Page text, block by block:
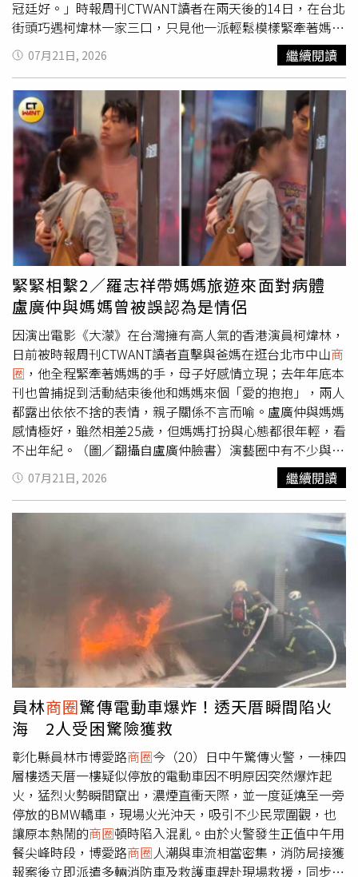
也憑藉漁光島上新開幕的「予島」，晉升米其林星級城市。
漁光島雖是居住人口稀少的海岸沙洲，但沙灘美景吸引大量
遊客到訪，且漁光島還鄰近亞果遊艇港，是富人休閒娛樂的
重鎮，加上漁光島旁的安平五期重劃區，不僅是台南市的府
會行政中樞，也是台南市高樓建築最密集的豪宅聚落，因此
對精緻餐飲的接受度高，順利讓台南在米其林的星級爭霸中
突圍。
冠廷好。」時報周刊CTWANT讀者在兩天後的14日，在台北
街頭巧遇柯煒林一家三口，只見他一派輕鬆模樣緊牽著媽媽
的手，母子感情好到令人羨慕。柯煒林與媽媽一直緊緊牽著
手，一旁的爸爸默默跟著兩人。（圖／讀者提供）本刊讀者
在14日傍晚六點多近七點，於台北市中山商圈街道遇上柯煒
林與爸媽三人，由於路上行人不少而他又打扮十分休閒，原
本並沒有特別注意到他們，但因三人是用廣東話交談，讓人
忍不住多看了幾眼，才發現眼前穿著白T短褲揹著後背包的
大男孩，竟然是大明星。可愛的是，雖然是一家三口一起逛
街，柯煒林就算在滑手機，另一隻手仍不忘緊牽著媽媽的
手，而爸爸則相當體貼地幫媽媽拎包包，看得出一家人感情
緊密。柯煒林在社群分享爸媽一同參加北影的照片。（圖／
翻攝自柯煒林IG）12日柯煒林在呼聲極高的狀況下以一票之
差敗給了劉冠廷，與影帝擦身而過，典禮結束後柯煒林也十
分感性發文，除表示能見到大家讓他樂了一整夜。也很坦然
面對自己因「該死的勝負慾」讓他哭了哭，「就覺得心中的
悶氣舒了舒。今天早上，做了feldenkrais，連接胸骨的那幾
條肋骨沒再那麼繃緊。胸口還是熱熱的，有點燥有點熱，卻
早沒有昨晚那失落感。」收拾好心情的他也從破碎中拾回從
容，自由控制自己的內心。本刊在去年底也曾捕捉到柯煒林
與媽媽討抱撒嬌的可愛畫面。（圖／本刊攝影組）去年11月
底本刊就曾捕捉到憑藉電影《大濛》入圍金馬影帝的柯煒
林，儘管正與肺腺癌四期抗爭，但在來台宣傳期間馬不停蹄
地跑宣傳行程時，爸爸媽媽專程從香港飛來陪伴他，結束宣
傳活動時他還將媽媽緊緊地抱在懷中，露出略顯不捨的表
情，看得出這份母子情深。雖然他後來沒能奪獎，但他仍開
心表示：「我有跟爸爸媽媽抱抱，那個對我來說就是我的幸
運物。」導演陳玉勳誇柯煒林演得好，柯煒林開心地送上愛
07月21日, 2026 繼續閱讀
緊緊相繫2／羅志祥帶媽媽旅遊來面對病體
盧廣仲與媽媽曾被誤認為是情侶
因演出電影《大濛》在台灣擁有高人氣的香港演員柯煒林，
日前被時報周刊CTWANT讀者直擊與爸媽在逛台北市中山商
圈 ，他全程緊牽著媽媽的手，母子好感情立現；去年年底本
刊也曾捕捉到活動結束後他和媽媽來個「愛的抱抱」，兩人
都露出依依不捨的表情，親子關係不言而喻。盧廣仲與媽媽
感情極好，雖然相差25歲，但媽媽打扮與心態都很年輕，看
不出年紀。（圖／翻攝自盧廣仲臉書）演藝圈中有不少與媽
媽關係緊密的男藝人；像是盧廣仲與媽媽雖相差25歲，但由
於盧媽媽保養得宜，完全看不出年紀，過去他就曾透露因為
跟媽媽戴同款的錶，公開母子合照還被朋友誤會成是交了新
女友在公開戀情。幾年前盧廣仲上節目時，盧媽媽難得用手
機視訊連線方式現身，盧媽媽表示自己是個很客觀的樂評，
如果兒子有哪裡唱不好都會直接跟他說，被問到兒子帥不
帥？她也幽默回應：「他是耐看的小孩！乍看不OK！」答
案令人笑噴。而盧媽媽說話時習慣性會用手摸瀏海，也跟盧
廣仲一模一樣，果然是最親密的母子。羅志祥與羅媽母子情
深眾所皆知。（圖／翻攝自羅志祥臉書）羅志祥和媽媽「羅
媽」感情好是眾所皆知，去年三月他透露媽媽是阿茲海默症
患者，貼心道出「如果她不小心給你們帶來困擾，對不起，
也請多多包涵，因為她真的不是故意的」的孝順話語，令人
不捨。但他還是盡量帶著媽媽過正常的生活，母子倆一起跳
舞，一起旅遊，希望美好的回憶能在媽媽腦海裡留久一點，
他也坦言原本沒有想讓外界知道媽媽的病情，但說出之後如
釋重負，期盼大家如果有機會遇見羅媽，還是可以跟過去一
樣可以熱情地跟她打招呼聊天。陽帆右跟母親關係很親密，
每天都會花時間陪媽媽聊天。（圖／翻攝自陽帆Threads）
陽帆與高齡媽媽感情深厚，從小就被媽媽富養著，成就他貴
公子的氣質，年邁的母親身體硬朗且因一家人一直住在一
起，母子倆黏在一起的時間也很多。陽帆遺傳了母親的健康
07月21日, 2026 繼續閱讀
員林商圈驚傳電動車爆炸！透天厝瞬間陷火
海 2人受困驚險獲救
彰化縣員林市博愛路商圈今（20）日中午驚傳火警，一棟四
層樓透天厝一樓疑似停放的電動車因不明原因突然爆炸起
火，猛烈火勢瞬間竄出，濃煙直衝天際，並一度延燒至一旁
停放的BMW轎車，現場火光沖天，吸引不少民眾圍觀，也
讓原本熱鬧的商圈頓時陷入混亂。由於火警發生正值中午用
餐尖峰時段，博愛路商圈人潮與車流相當密集，消防局接獲
報案後立即派遣多輛消防車及救護車趕赴現場救援，同步封